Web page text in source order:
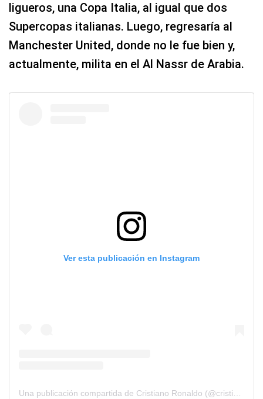
ligueros, una Copa Italia, al igual que dos
Supercopas italianas. Luego, regresaría al
Manchester United, donde no le fue bien y,
actualmente, milita en el Al Nassr de Arabia.
Ver esta publicación en Instagram
Una publicación compartida de Cristiano Ronaldo (@cristiano)